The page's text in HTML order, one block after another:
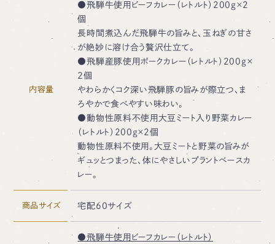
内容量
●飛騨牛使用ビーフカレー（レトルト）200g×2
個
長時間煮込んだ飛騨牛の旨みと、玉ねぎの甘さ
が絶妙に溶け合う贅沢仕立て。
●飛騨産豚使用ポークカレー（レトルト）200g×
2個
やわらかくコク深い飛騨豚の旨みが際立つ、ま
ろやかで食べやすい味わい。
●動物性原料不使用大豆ミート入り野菜カレー
（レトルト）200g×2個
動物性原料不使用。大豆ミートと野菜の旨みが
ギュッとつまった、体にやさしいプラントベースカ
レー。
商品サイズ 宅配60サイズ
●飛騨牛使用ビーフカレー（レトルト）